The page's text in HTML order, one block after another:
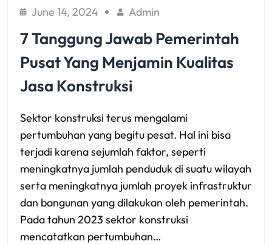
June 14, 2024 Admin
7 Tanggung Jawab Pemerintah
Pusat Yang Menjamin Kualitas
Jasa Konstruksi
Sektor konstruksi terus mengalami
pertumbuhan yang begitu pesat. Hal ini bisa
terjadi karena sejumlah faktor, seperti
meningkatnya jumlah penduduk di suatu wilayah
serta meningkatnya jumlah proyek infrastruktur
dan bangunan yang dilakukan oleh pemerintah.
Pada tahun 2023 sektor konstruksi
mencatatkan pertumbuhan…